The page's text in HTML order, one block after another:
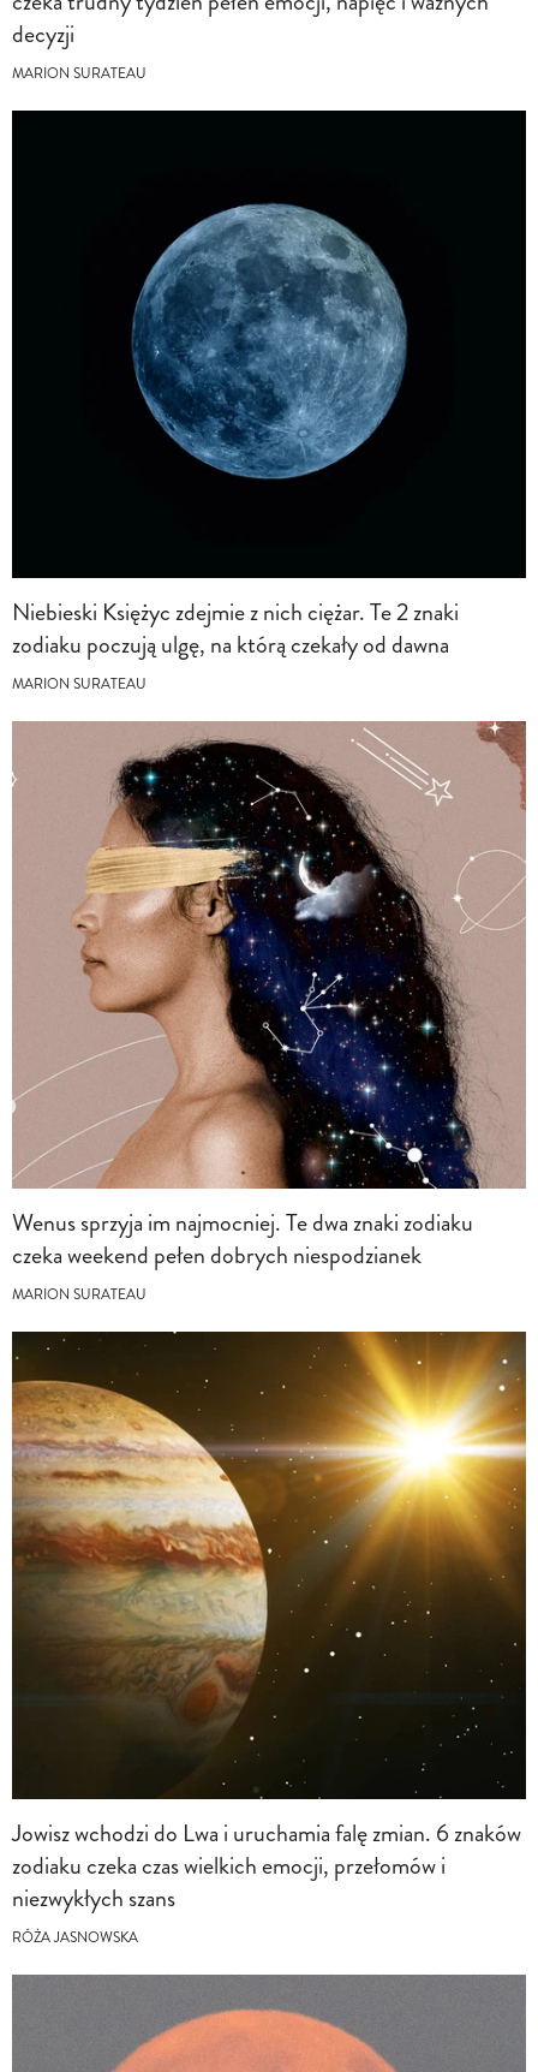
decyzji
MARION SURATEAU
Niebieski Księżyc zdejmie z nich ciężar. Te 2 znaki
zodiaku poczują ulgę, na którą czekały od dawna
MARION SURATEAU
Wenus sprzyja im najmocniej. Te dwa znaki zodiaku
czeka weekend pełen dobrych niespodzianek
MARION SURATEAU
Jowisz wchodzi do Lwa i uruchamia falę zmian. 6 znaków
zodiaku czeka czas wielkich emocji, przełomów i
niezwykłych szans
RÓŻA JASNOWSKA